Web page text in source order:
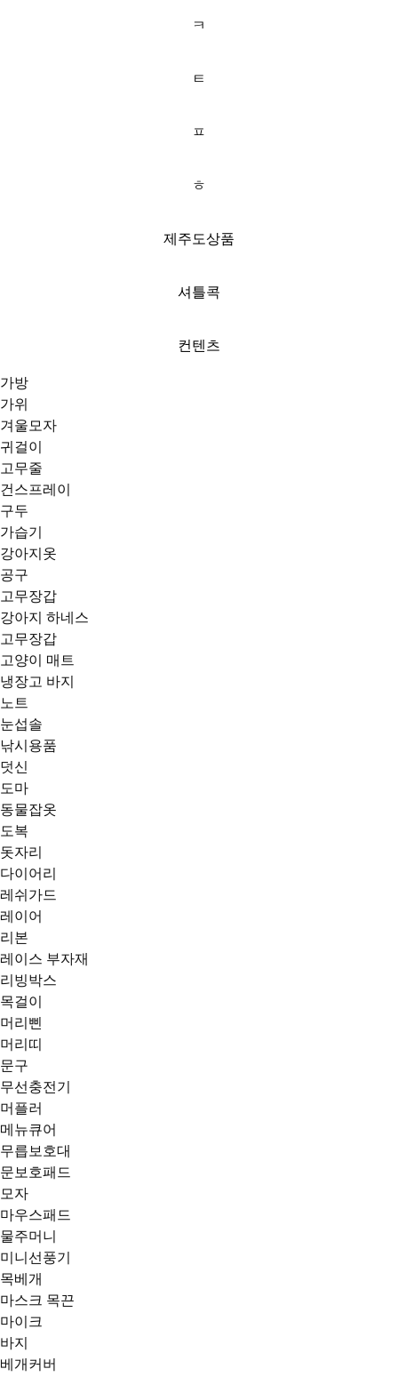
ㅋ
ㅌ
ㅍ
ㅎ
제주도상품
셔틀콕
컨텐츠
가방
가위
겨울모자
귀걸이
고무줄
건스프레이
구두
가습기
강아지옷
공구
고무장갑
강아지 하네스
고무장갑
고양이 매트
냉장고 바지
노트
눈섭솔
낚시용품
덧신
도마
동물잡옷
도복
돗자리
다이어리
레쉬가드
레이어
리본
레이스 부자재
리빙박스
목걸이
머리삔
머리띠
문구
무선충전기
머플러
메뉴큐어
무릅보호대
문보호패드
모자
마우스패드
물주머니
미니선풍기
목베개
마스크 목끈
마이크
바지
베개커버